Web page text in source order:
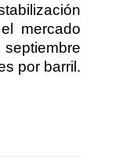
mercado
por barril.